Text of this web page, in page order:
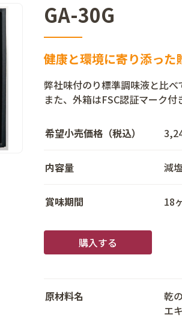
GA-30G
健康と環境に寄り添った
弊社味付のり標準調味液と比べ
また、外箱はFSC認証マーク付
希望小売価格（税込）
内容量 減
賞味期間 18
購入する
原材料名
乾
エ